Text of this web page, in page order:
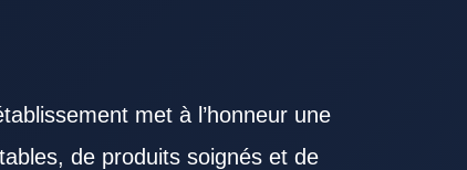
met à l’honneur une
de produits soignés et de